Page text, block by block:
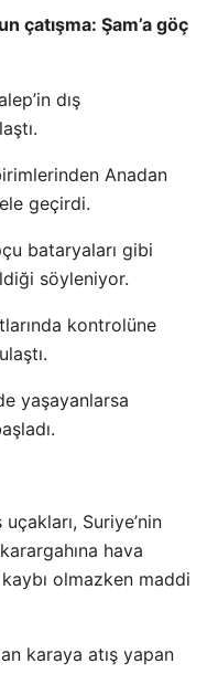
çatışma: Şam’a göç
dış
Anadan
geçirdi.
bataryaları gibi
söyleniyor.
kontrolüne
yaşayanlarsa
Suriye’nin
hava
kaybı olmazken maddi
karaya atış yapan